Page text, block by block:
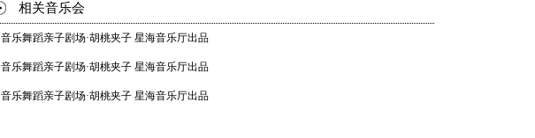
配乐录制阵容：
录制地点：星海音乐厅
乐队首席 / 第一小提琴：张毅（广州交响乐团首席、一级演奏员）
中提琴：叶凯英（国一级演奏员）
相关音乐会
音乐舞蹈亲子剧场·胡桃夹子 星海音乐厅出品
音乐舞蹈亲子剧场·胡桃夹子 星海音乐厅出品
音乐舞蹈亲子剧场·胡桃夹子 星海音乐厅出品